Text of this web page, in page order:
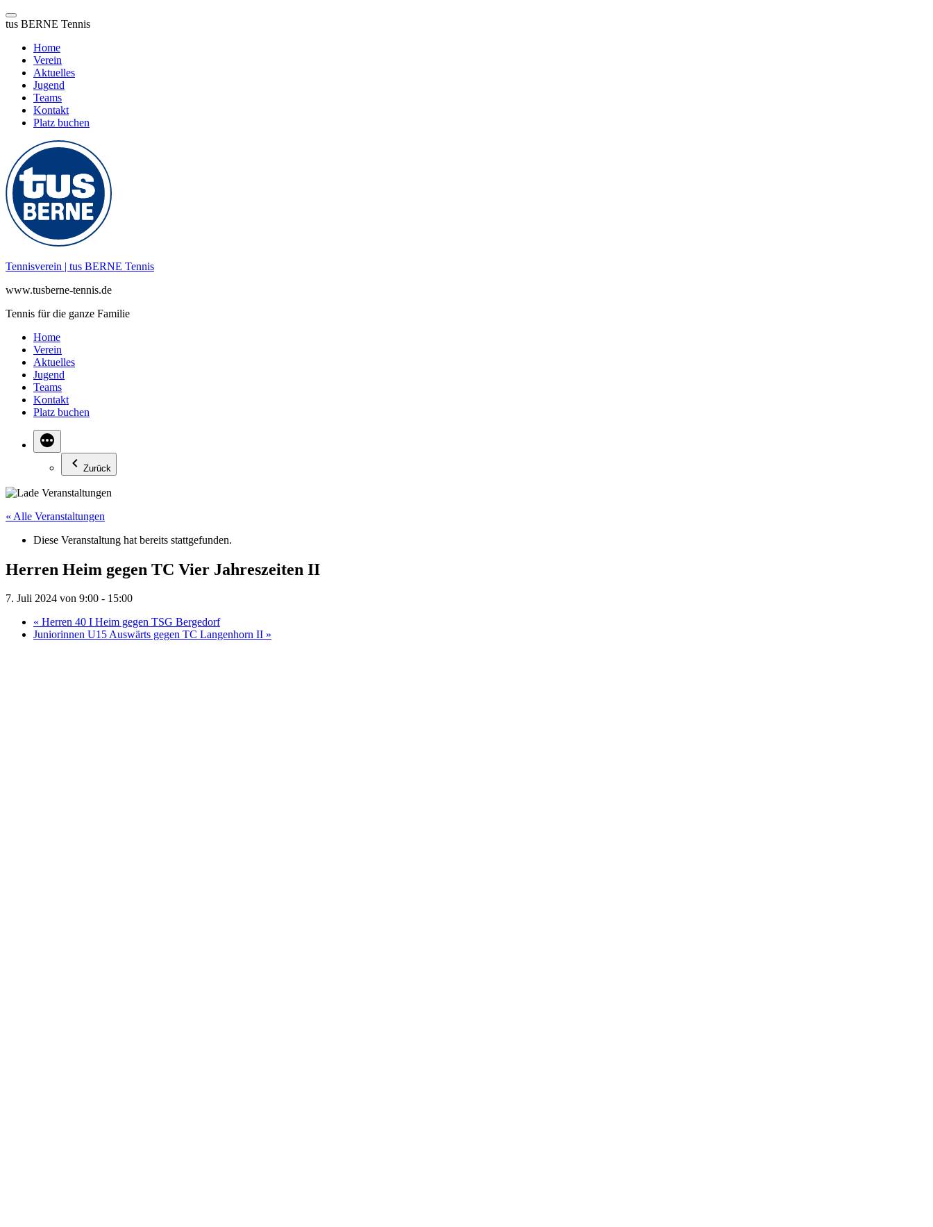
tus BERNE Tennis
Home
Verein
Aktuelles
Jugend
Teams
Kontakt
Platz buchen
Inhalt
springen
Tennisverein | tus BERNE Tennis
www.tusberne-tennis.de
Tennis für die ganze Familie
Home
Verein
Aktuelles
Jugend
Teams
Kontakt
Platz buchen
Zurück
« Alle Veranstaltungen
Diese Veranstaltung hat bereits stattgefunden.
Herren Heim gegen TC Vier Jahreszeiten II
7. Juli 2024 von 9:00 - 15:00
« Herren 40 I Heim gegen TSG Bergedorf
Juniorinnen U15 Auswärts gegen TC Langenhorn II »